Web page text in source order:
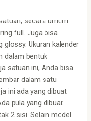
secara umum
full. Juga bisa
Ukuran kalender
dalam bentuk
satuan ini, Anda bisa
dalam satu
ini ada yang dibuat
pula yang dibuat
2 sisi. Selain model